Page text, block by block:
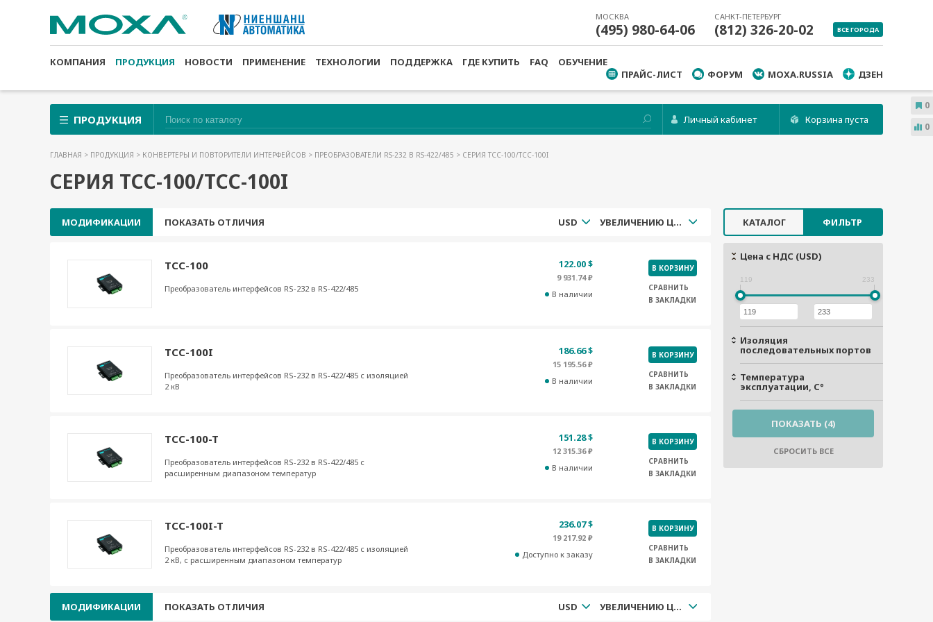
МОСКВА
(495) 980-64-06
САНКТ-ПЕТЕРБУРГ
(812) 326-20-02 ВСЕ ГОРОДА
КОМПАНИЯ ПРОДУКЦИЯ НОВОСТИ ПРИМЕНЕНИЕ ТЕХНОЛОГИИ ПОДДЕРЖКА ГДЕ КУПИТЬ FAQ
ОБУЧЕНИЕ
ПРАЙС-ЛИСТ
ФОРУМ MOXA.RUSSIA ДЗЕН
ПРОДУКЦИЯ Личный кабинет Корзина пуста
ГЛАВНАЯ > ПРОДУКЦИЯ > КОНВЕРТЕРЫ И ПОВТОРИТЕЛИ ИНТЕРФЕЙСОВ > ПРЕОБРАЗОВАТЕЛИ RS-232 В RS-422/485 > СЕРИЯ TCC-100/TCC-100I
СЕРИЯ TCC-100/TCC-100I
КАТАЛОГ ФИЛЬТР
Цена с НДС (USD)
119 233
Изоляция
последовательных портов
Температура
эксплуатации, С°
МОДИФИКАЦИИ ПОКАЗАТЬ ОТЛИЧИЯ USD УВЕЛИЧЕНИЮ ЦЕНЫ
TCC-100
Преобразователь интерфейсов RS-232 в RS-422/485
122.00 $
9 931.74 ₽
В наличии
В КОРЗИНУ
СРАВНИТЬ
В ЗАКЛАДКИ
TCC-100I
Преобразователь интерфейсов RS-232 в RS-422/485 c изоляцией
2 кВ
186.66 $
15 195.56 ₽
В наличии
В КОРЗИНУ
СРАВНИТЬ
В ЗАКЛАДКИ
TCC-100-T
Преобразователь интерфейсов RS-232 в RS-422/485 с
расширенным диапазоном температур
151.28 $
12 315.36 ₽
В наличии
В КОРЗИНУ
СРАВНИТЬ
В ЗАКЛАДКИ
TCC-100I-T
Преобразователь интерфейсов RS-232 в RS-422/485 c изоляцией
2 кВ, с расширенным диапазоном температур
236.07 $
19 217.92 ₽
Доступно к заказу
В КОРЗИНУ
СРАВНИТЬ
В ЗАКЛАДКИ
МОДИФИКАЦИИ ПОКАЗАТЬ ОТЛИЧИЯ USD УВЕЛИЧЕНИЮ ЦЕНЫ
0
0